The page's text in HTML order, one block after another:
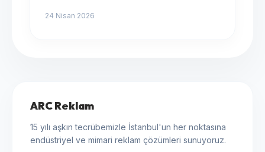
24 Nisan 2026
ARC Reklam
15 yılı aşkın tecrübemizle İstanbul'un her noktasına
endüstriyel ve mimari reklam çözümleri sunuyoruz.